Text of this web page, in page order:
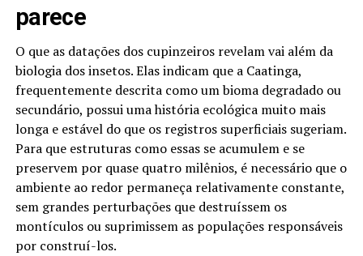
parece
O que as datações dos cupinzeiros revelam vai além da
biologia dos insetos. Elas indicam que a Caatinga,
frequentemente descrita como um bioma degradado ou
secundário, possui uma história ecológica muito mais
longa e estável do que os registros superficiais sugeriam.
Para que estruturas como essas se acumulem e se
preservem por quase quatro milênios, é necessário que o
ambiente ao redor permaneça relativamente constante,
sem grandes perturbações que destruíssem os
montículos ou suprimissem as populações responsáveis
por construí-los.